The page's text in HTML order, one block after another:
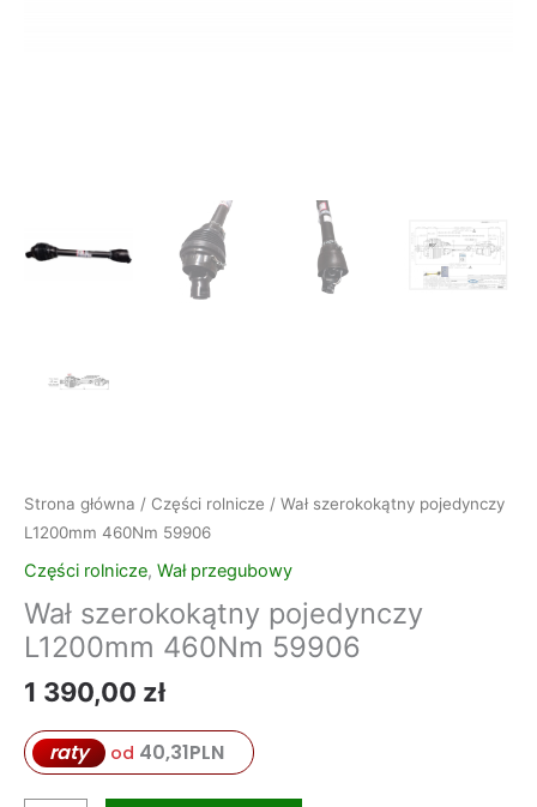
Strona główna / Części rolnicze / Wał szerokokątny pojedynczy
L1200mm 460Nm 59906
Części rolnicze, Wał przegubowy
Wał szerokokątny pojedynczy
L1200mm 460Nm 59906
1 390,00 zł
raty od 40,31PLN